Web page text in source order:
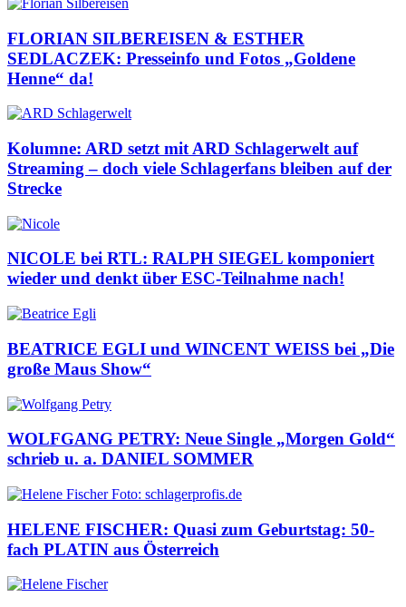
FLORIAN SILBEREISEN & ESTHER
SEDLACZEK: Presseinfo und Fotos „Goldene
Henne“ da!
Kolumne: ARD setzt mit ARD Schlagerwelt auf
Streaming – doch viele Schlagerfans bleiben auf der
Strecke
NICOLE bei RTL: RALPH SIEGEL komponiert
wieder und denkt über ESC-Teilnahme nach!
BEATRICE EGLI und WINCENT WEISS bei „Die
große Maus Show“
WOLFGANG PETRY: Neue Single „Morgen Gold“
schrieb u. a. DANIEL SOMMER
HELENE FISCHER: Quasi zum Geburtstag: 50-
fach PLATIN aus Österreich